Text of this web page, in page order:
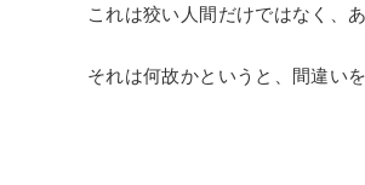
これは狡い人間だけではなく、
それは何故かというと、間違い